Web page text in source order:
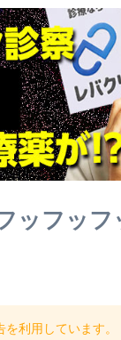
ッフッ
利用しています。